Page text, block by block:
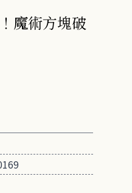
魔術方塊破